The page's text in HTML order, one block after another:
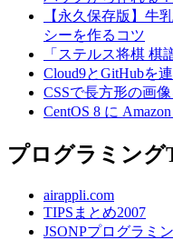
【永久保存版】牛
シーを作るコツ
「ステルス将棋 棋
Cloud9とGitHubを
CSSで長方形の画
CentOS 8 に
プログラミング
airappli.com
TIPSまとめ2007
JSONPプログラミ